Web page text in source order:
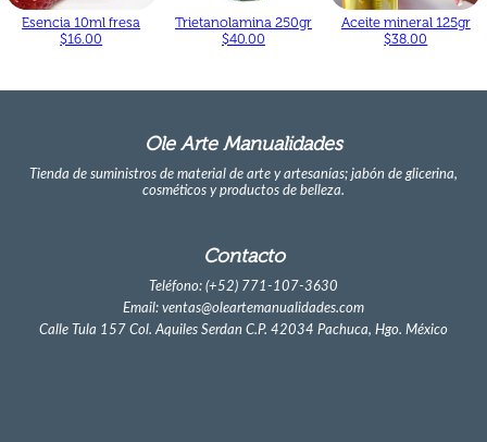
Esencia 10ml fresa
$16.00
Trietanolamina 250gr
$40.00
Aceite mineral 125gr
$38.00
Ole Arte Manualidades
Tienda de suministros de material de arte y artesanías; jabón de glicerina,
cosméticos y productos de belleza.
Contacto
Teléfono: (+52) 771-107-3630
Email: ventas@oleartemanualidades.com
Calle Tula 157 Col. Aquiles Serdan C.P. 42034 Pachuca, Hgo. México